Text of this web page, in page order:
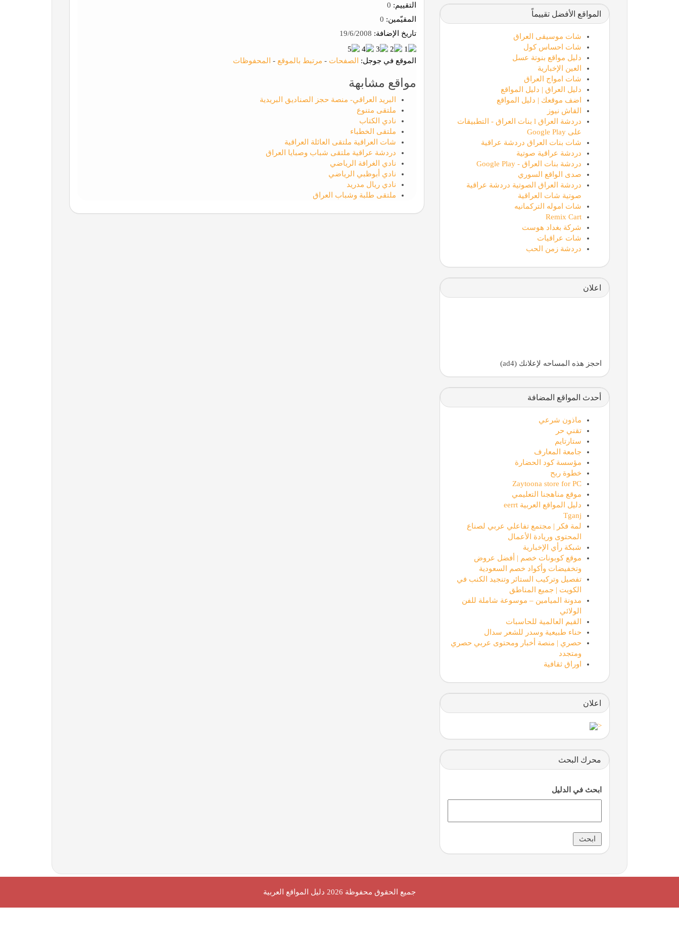
التقييم:
المقيّمين:
تاريخ الإضافة:
الموقع في جوجل: الصفحات - مرتبط بالموقع - المحفوظات
مواقع مشابهة
البريد العراقي- منصة حجز الصناديق البريدية
ملتقى متنوع
نادي الكتاب
ملتقى الخطباء
شات العراقية ملتقى العائلة العراقية
دردشة عراقية ملتقى شباب وصبايا العراق
نادي الغرافة الرياضي
نادي أبوظبي الرياضي
نادي ريال مدريد
ملتقى طلبة وشباب العراق
المواقع الأفضل تقييماً
شات موسيقى العراق
شات احساس كول
دليل مواقع بنوتة عسل
العين الإخبارية
شات امواج العراق
دليل العراق | دليل المواقع
اضف موقعك | دليل المواقع
القاش نيوز
دردشة العراق l بنات العراق - التطبيقات
على Google Play
شات بنات العراق دردشة عراقية
دردشة عراقية صوتية
دردشة بنات العراق - Google Play
صدى الواقع السوري
دردشة العراق الصوتية دردشة عراقية
صوتية شات العراقية
شات اموله التركمانيه
Remix Cart
شركة بغداد هوست
شات عراقيات
دردشة زمن الحب
اعلان
احجز هذه المساحه لإعلانك (ad4)
أحدث المواقع المضافة
ماذون شرعي
تقني حر
ستارتايم
جامعة المعارف
مؤسسة كود الحضارة
خطوة ربح
Zaytoona store for PC
موقع مناهجنا التعليمي
دليل المواقع العربية eerrt
Tganj
لمة فكر | مجتمع تفاعلي عربي لصناع
المحتوى وريادة الأعمال
شبكة رأي الإخبارية
موقع كوبونات خصم | أفضل عروض
وتخفيضات وأكواد خصم السعودية
تفصيل وتركيب الستائر وتنجيد الكنب في
الكويت | جميع المناطق
مدونة الميامين – موسوعة شاملة للفن
الولائي
القيم العالمية للحاسبات
حناء طبيعية وسدر للشعر سدال
حصري | منصة أخبار ومحتوى عربي حصري
ومتجدد
اوراق ثقافية
اعلان
<
محرك البحث
ابحث في الدليل
جميع الحقوق محفوظة 2026 دليل المواقع العربية